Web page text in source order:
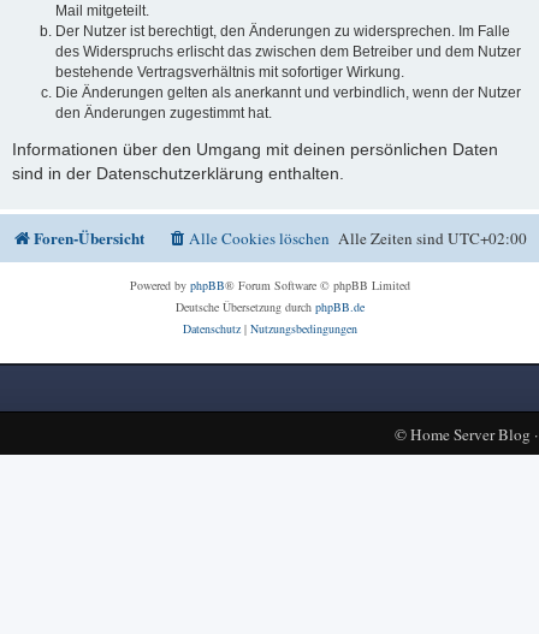
Mail mitgeteilt.
Der Nutzer ist berechtigt, den Änderungen zu widersprechen. Im Falle
des Widerspruchs erlischt das zwischen dem Betreiber und dem Nutzer
bestehende Vertragsverhältnis mit sofortiger Wirkung.
Die Änderungen gelten als anerkannt und verbindlich, wenn der Nutzer
den Änderungen zugestimmt hat.
Informationen über den Umgang mit deinen persönlichen Daten
sind in der Datenschutzerklärung enthalten.
Foren-Übersicht Alle Zeiten sindUTC+02:00
Alle Cookies löschen
Powered by phpBB® Forum Software © phpBB Limited
Deutsche Übersetzung durch phpBB.de
Datenschutz| Nutzungsbedingungen
©Home Server Blog